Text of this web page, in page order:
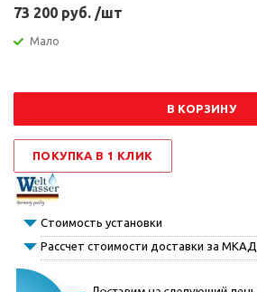
73 200 руб. /шт
Мало
В КОРЗИНУ
ПОКУПКА В 1 КЛИК
Стоимость установки
Рассчет стоимости доставки за МКАД